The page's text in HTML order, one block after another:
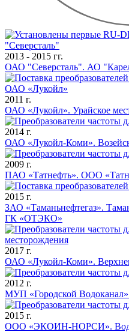
2013 - 2015 гг.
ОАО "Северсталь". АО
2011 г.
ОАО «Лукойл». Урайское
2014 г.
ОАО «Лукойл-Коми».
2009 г.
ПАО «Татнефть». ООО
2015 г.
ЗАО «Таманьнефтегаз».
ГК «ОТЭКО»
2017 г.
ОАО «Лукойл-Коми».
2012 г.
МУП «Городской Водоканал»
2015 г.
ООО «ЭКОИН-НОРСИ».